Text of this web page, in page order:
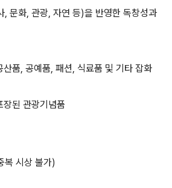
, 문화, 관광, 자연 등)을 반영한 독창성과
산품, 공예품, 패션, 식료품 및 기타 잡화
장된 관광기념품
복 시상 불가)